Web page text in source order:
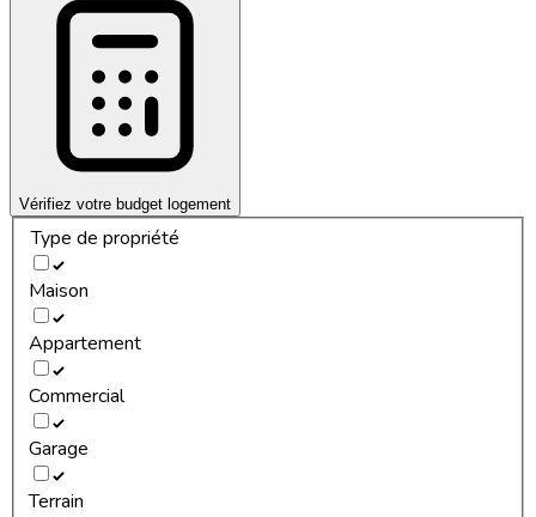
Vérifiez votre budget logement
Type de propriété
Maison
Appartement
Commercial
Garage
Terrain